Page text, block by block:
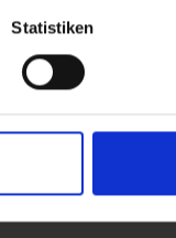
Statistiken